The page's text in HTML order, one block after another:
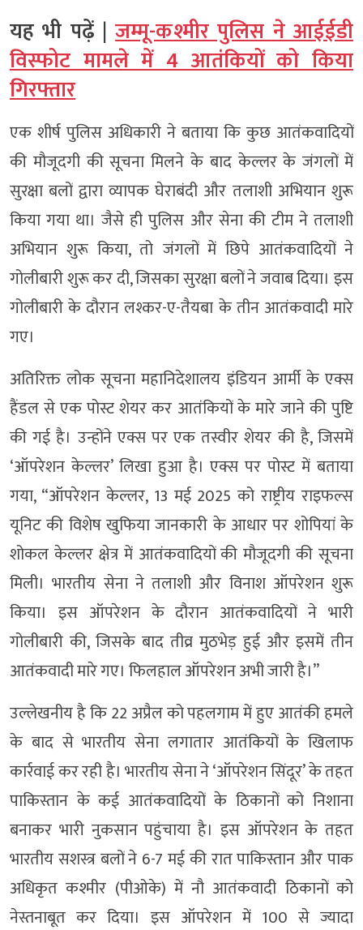
यह भी पढ़ें |जम्मू-कश्मीर पुलिस ने आईईडी
विस्फोट मामले में 4 आतंकियों को किया
गिरफ्तार
एक शीर्ष पुलिस अधिकारी ने बताया कि कुछ आतंकवादियों
की मौजूदगी की सूचना मिलने के बाद केल्लर के जंगलों में
सुरक्षा बलों द्वारा व्यापक घेराबंदी और तलाशी अभियान शुरू
किया गया था। जैसे ही पुलिस और सेना की टीम ने तलाशी
अभियान शुरू किया, तो जंगलों में छिपे आतंकवादियों ने
गोलीबारी शुरू कर दी, जिसका सुरक्षा बलों ने जवाब दिया। इस
गोलीबारी के दौरान लश्कर-ए-तैयबा के तीन आतंकवादी मारे
गए।
अतिरिक्त लोक सूचना महानिदेशालय इंडियन आर्मी के एक्स
हैंडल से एक पोस्ट शेयर कर आतंकियों के मारे जाने की पुष्टि
की गई है। उन्होंने एक्स पर एक तस्वीर शेयर की है, जिसमें
‘ऑपरेशन केल्लर’ लिखा हुआ है। एक्स पर पोस्ट में बताया
गया, “ऑपरेशन केल्लर, 13 मई 2025 को राष्ट्रीय राइफल्स
यूनिट की विशेष खुफिया जानकारी के आधार पर शोपियां के
शोकल केल्लर क्षेत्र में आतंकवादियों की मौजूदगी की सूचना
मिली। भारतीय सेना ने तलाशी और विनाश ऑपरेशन शुरू
किया। इस ऑपरेशन के दौरान आतंकवादियों ने भारी
गोलीबारी की, जिसके बाद तीव्र मुठभेड़ हुई और इसमें तीन
आतंकवादी मारे गए। फिलहाल ऑपरेशन अभी जारी है।”
उल्लेखनीय है कि 22 अप्रैल को पहलगाम में हुए आतंकी हमले
के बाद से भारतीय सेना लगातार आतंकियों के खिलाफ
कार्रवाई कर रही है। भारतीय सेना ने ‘ऑपरेशन सिंदूर’ के तहत
पाकिस्तान के कई आतंकवादियों के ठिकानों को निशाना
बनाकर भारी नुकसान पहुंचाया है। इस ऑपरेशन के तहत
भारतीय सशस्त्र बलों ने 6-7 मई की रात पाकिस्तान और पाक
अधिकृत कश्मीर (पीओके) में नौ आतंकवादी ठिकानों को
नेस्तनाबूत कर दिया। इस ऑपरेशन में 100 से ज्यादा